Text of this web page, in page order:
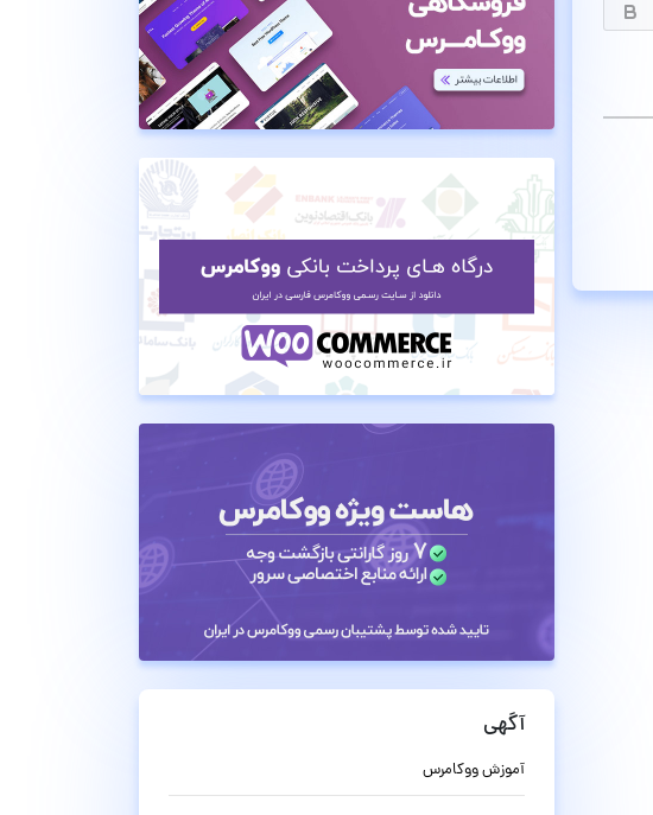
آگهی
آموزش ووکامرس